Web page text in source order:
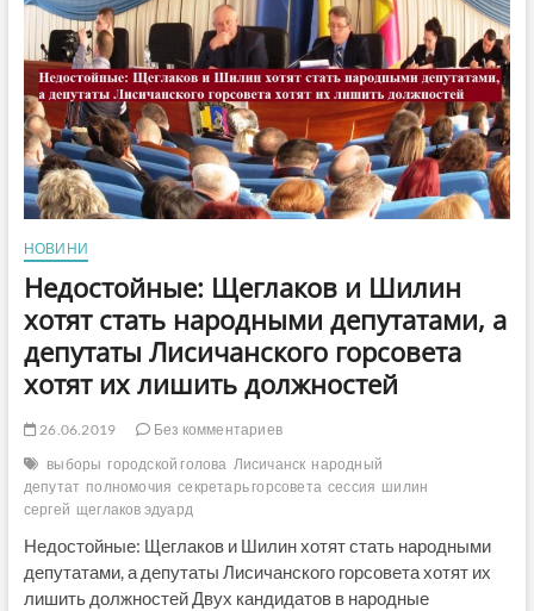
и
городского
головы
Шилина
НОВИНИ
Недостойные: Щеглаков и Шилин
хотят стать народными депутатами, а
депутаты Лисичанского горсовета
хотят их лишить должностей
26.06.2019
Без комментариев
выборы городской голова Лисичанск народный
депутат полномочия секретарь горсовета сессия шилин
сергей щеглаков эдуард
Недостойные: Щеглаков и Шилин хотят стать народными
депутатами, а депутаты Лисичанского горсовета хотят их
лишить должностей Двух кандидатов в народные